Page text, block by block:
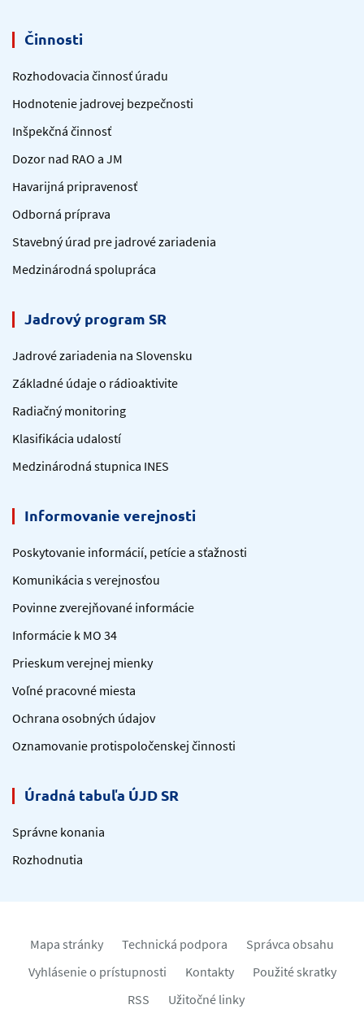
Činnosti
Rozhodovacia činnosť úradu
Hodnotenie jadrovej bezpečnosti
Inšpekčná činnosť
Dozor nad RAO a JM
Havarijná pripravenosť
Odborná príprava
Stavebný úrad pre jadrové zariadenia
Medzinárodná spolupráca
Jadrový program SR
Jadrové zariadenia na Slovensku
Základné údaje o rádioaktivite
Radiačný monitoring
Klasifikácia udalostí
Medzinárodná stupnica INES
Informovanie verejnosti
Poskytovanie informácií, petície a sťažnosti
Komunikácia s verejnosťou
Povinne zverejňované informácie
Informácie k MO 34
Prieskum verejnej mienky
Voľné pracovné miesta
Ochrana osobných údajov
Oznamovanie protispoločenskej činnosti
Úradná tabuľa ÚJD SR
Správne konania
Rozhodnutia
Mapa stránky Technická podpora
Správca obsahu
Vyhlásenie o prístupnosti
Kontakty
Použité skratky
RSS
Užitočné linky